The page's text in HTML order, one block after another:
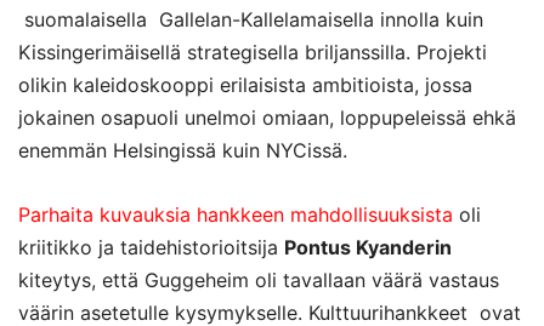
suomalaisella Gallelan-Kallelamaisella innolla kuin
Kissingerimäisellä strategisella briljanssilla. Projekti
olikin kaleidoskooppi erilaisista ambitioista, jossa
jokainen osapuoli unelmoi omiaan, loppupeleissä ehkä
enemmän Helsingissä kuin NYCissä.
Parhaita kuvauksia hankkeen mahdollisuuksista oli
kriitikko ja taidehistorioitsija Pontus Kyanderin
kiteytys, että Guggeheim oli tavallaan väärä vastaus
väärin asetetulle kysymykselle. Kulttuurihankkeet ovat